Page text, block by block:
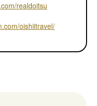
realdoitsu
oishiitravel/